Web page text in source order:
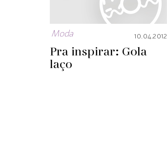
Moda 10.04.2012
Pra inspirar: Gola
laço